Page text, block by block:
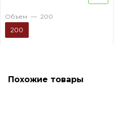
Объем — 200
200
Похожие товары